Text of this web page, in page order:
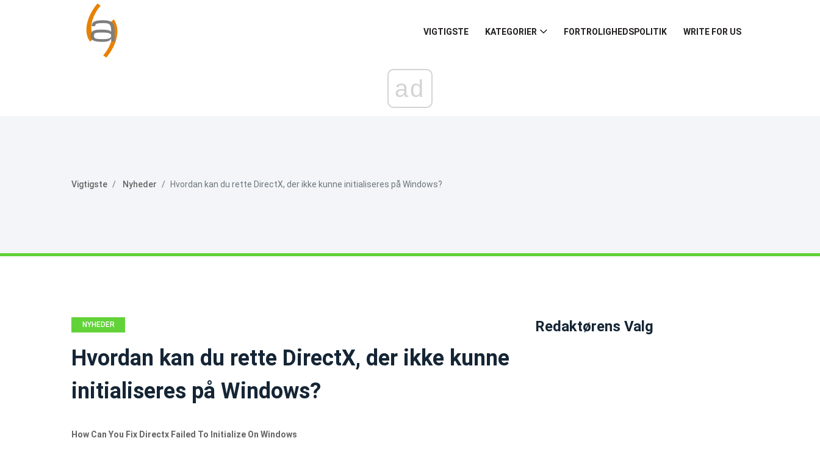
VIGTIGSTE KATEGORIER FORTROLIGHEDSPOLITIK WRITE FOR US
ad
Vigtigste Nyheder Hvordan kan du rette DirectX, der ikke kunne initialiseres på Windows?
NYHEDER
Hvordan kan du rette DirectX, der ikke kunne
initialiseres på Windows?
How Can You Fix Directx Failed To Initialize On Windows
Redaktørens Valg